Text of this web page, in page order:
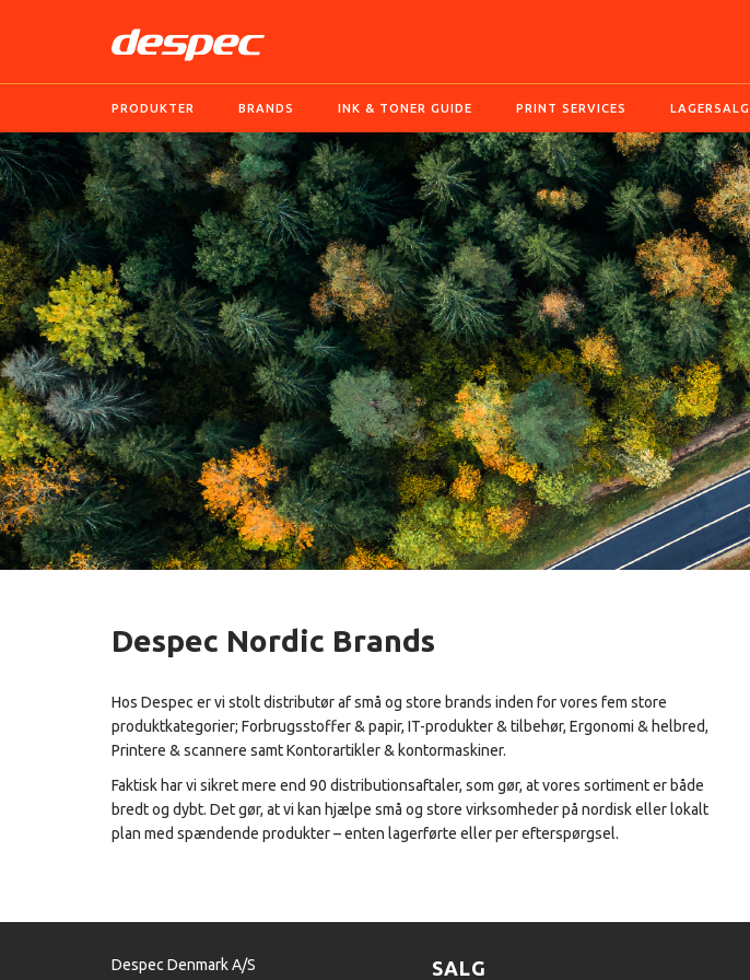
PRODUKTER BRANDS INK & TONER GUIDE PRINT SERVICES LAGERSALG
Despec Nordic Brands
Hos Despec er vi stolt distributør af små og store brands inden for vores fem store
produktkategorier; Forbrugsstoffer & papir, IT-produkter & tilbehør, Ergonomi & helbred,
Printere & scannere samt Kontorartikler & kontormaskiner.
Faktisk har vi sikret mere end 90 distributionsaftaler, som gør, at vores sortiment er både
bredt og dybt. Det gør, at vi kan hjælpe små og store virksomheder på nordisk eller lokalt
plan med spændende produkter – enten lagerførte eller per efterspørgsel.
Despec Denmark A/S SALG